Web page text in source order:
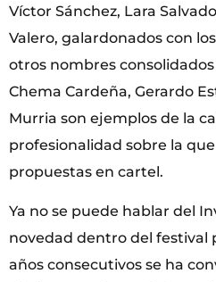
Víctor Sánchez, Lara
Valero, galardonados con
otros nombres
Chema Cardeña, Gerardo
Murria son ejemplos de la
profesionalidad sobre la
propuestas en cartel.
Ya no se puede hablar del
novedad dentro del festival
años consecutivos se ha